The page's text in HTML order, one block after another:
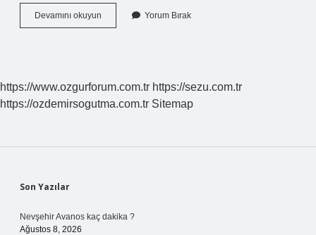
Devamını okuyun
Uzmanı
Yorum Bırak
https://www.ozgurforum.com.tr https://sezu.com.tr
https://ozdemirsogutma.com.tr Sitemap
Sidebar
Son Yazılar
Nevşehir Avanos kaç dakika ?
Ağustos 8, 2026